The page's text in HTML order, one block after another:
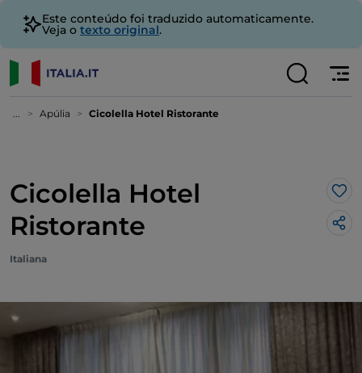
Este conteúdo foi traduzido automaticamente.
Veja o texto original.
... Apúlia Cicolella Hotel Ristorante
Cicolella Hotel
Ristorante
Italiana